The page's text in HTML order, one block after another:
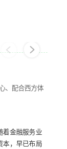
、配合西方体
着金融服务业
本，早已布局